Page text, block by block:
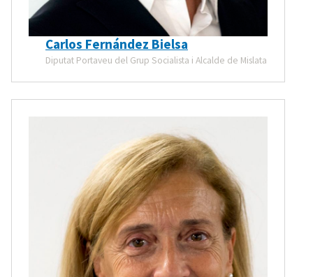
Carlos Fernández Bielsa
Diputat Portaveu del Grup Socialista i Alcalde de Mislata